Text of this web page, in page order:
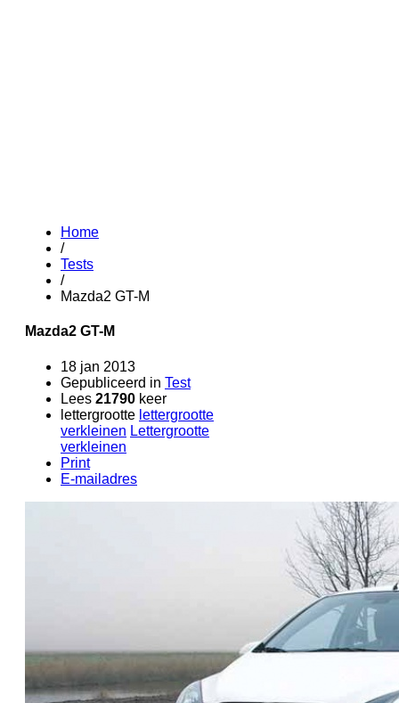
Home
/
Tests
/
Mazda2 GT-M
Mazda2 GT-M
18 jan 2013
Gepubliceerd in Test
Lees 21790 keer
lettergrootte lettergrootte
verkleinen Lettergrootte
verkleinen
Print
E-mailadres